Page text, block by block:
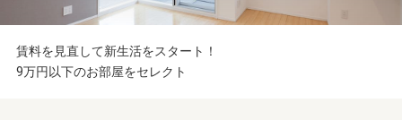
賃料を見直して新生活をスタート！
9万円以下のお部屋をセレクト